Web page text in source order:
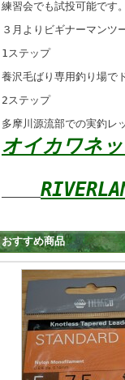
練習会でも試投可能です。
３月よりビギナーマンツ
1ステップ
養沢毛ばり専用釣り場で
2ステップ
多摩川源流部での実釣レ
オイカワネ
おすすめ商品